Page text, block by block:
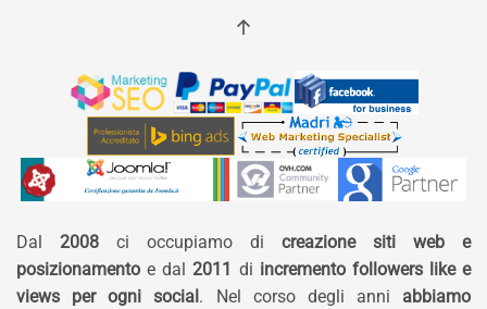
Dal 2008 ci occupiamo di creazione siti web e
posizionamento e dal 2011 di incremento followers like e
views per ogni social. Nel corso degli anni abbiamo